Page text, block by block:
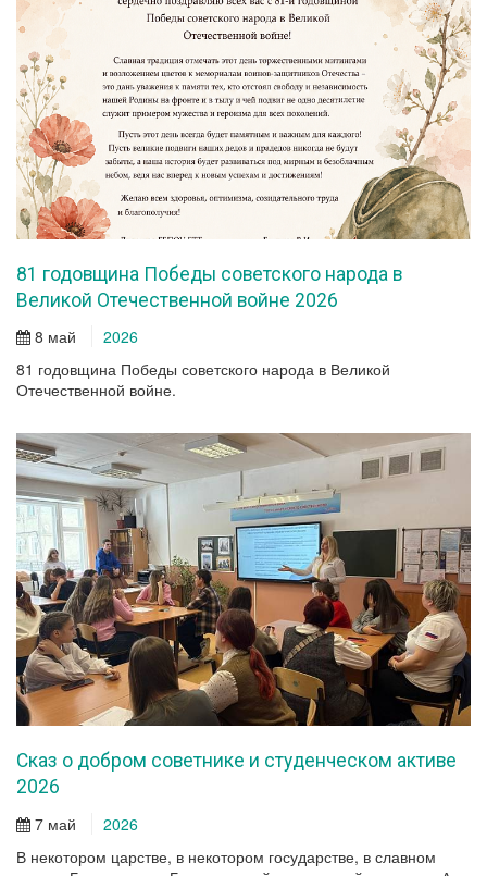
81 годовщина Победы советского народа в
Великой Отечественной войне 2026
8 май
2026
81 годовщина Победы советского народа в Великой
Отечественной войне.
Сказ о добром советнике и студенческом активе
2026
7 май
2026
В некотором царстве, в некотором государстве, в славном